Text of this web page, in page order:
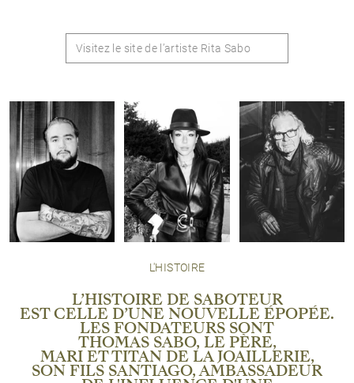
Visitez le site de l’artiste Rita Sabo
L'HISTOIRE
L’HISTOIRE DE SABOTEUR
EST CELLE D’UNE NOUVELLE ÉPOPÉE.
LES FONDATEURS SONT
THOMAS SABO, LE PÈRE,
MARI ET TITAN DE LA JOAILLERIE,
SON FILS SANTIAGO, AMBASSADEUR